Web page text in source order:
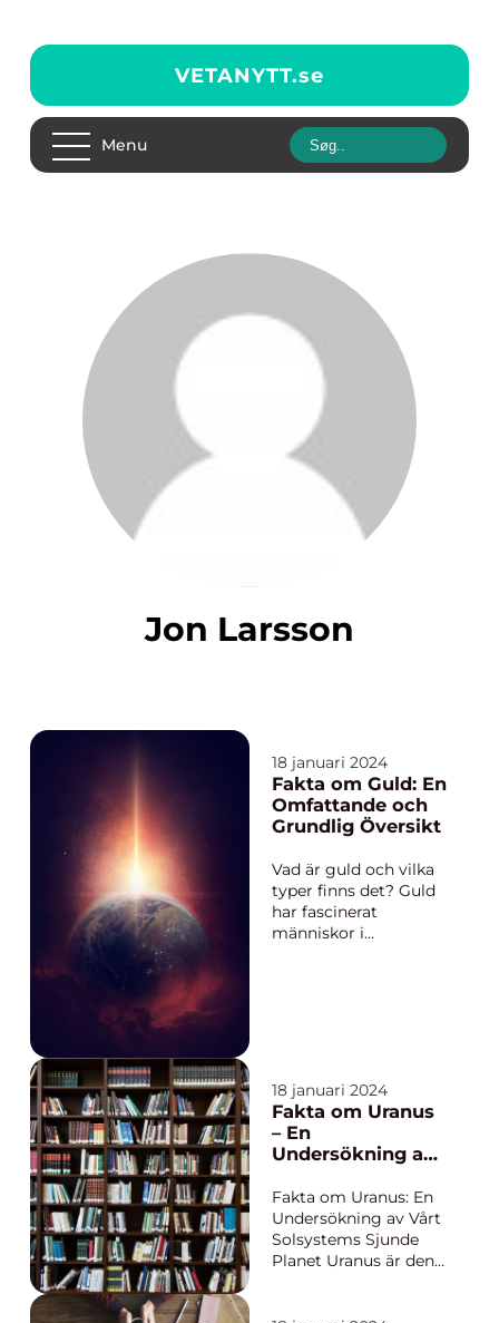
VETANYTT.se
Menu
Jon Larsson
18 januari 2024
Fakta om Guld: En
Omfattande och
Grundlig Översikt
Vad är guld och vilka
typer finns det? Guld
har fascinerat
människor i
jordskorpan och har
en karakteristisk gul
färg. Gul...
18 januari 2024
Fakta om Uranus
– En
Undersökning av
Sjunde Planet
Fakta om Uranus: En
Undersökning av Vårt
Solsystems Sjunde
Planet Uranus är den